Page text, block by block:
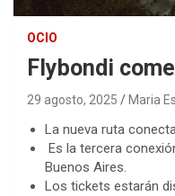
OCIO
Flybondi
29 agosto, 2025 Maria
La nueva ruta
Es la tercera
Buenos Aires.
Los tickets estarán